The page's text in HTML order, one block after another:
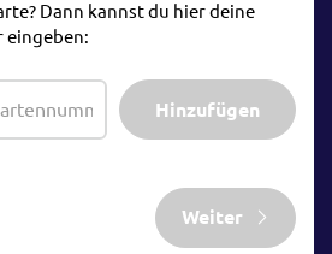
Dann kannst du hier deine
eingeben:
Hinzufügen
Weiter